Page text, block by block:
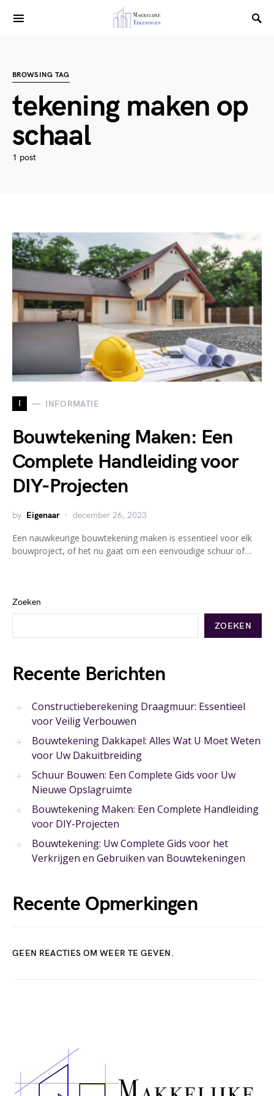
BROWSING TAG
tekening maken op
schaal
1 post
I INFORMATIE
Bouwtekening Maken: Een
Complete Handleiding voor
DIY-Projecten
by Eigenaar december 26, 2023
Een nauwkeurige bouwtekening maken is essentieel voor elk
bouwproject, of het nu gaat om een eenvoudige schuur of…
Zoeken
ZOEKEN
Recente Berichten
Constructieberekening Draagmuur: Essentieel
voor Veilig Verbouwen
Bouwtekening Dakkapel: Alles Wat U Moet Weten
voor Uw Dakuitbreiding
Schuur Bouwen: Een Complete Gids voor Uw
Nieuwe Opslagruimte
Bouwtekening Maken: Een Complete Handleiding
voor DIY-Projecten
Bouwtekening: Uw Complete Gids voor het
Verkrijgen en Gebruiken van Bouwtekeningen
Recente Opmerkingen
GEEN REACTIES OM WEER TE GEVEN.